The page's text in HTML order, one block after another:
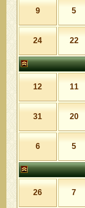
5
9
22
24
11
12
20
31
5
6
7
26